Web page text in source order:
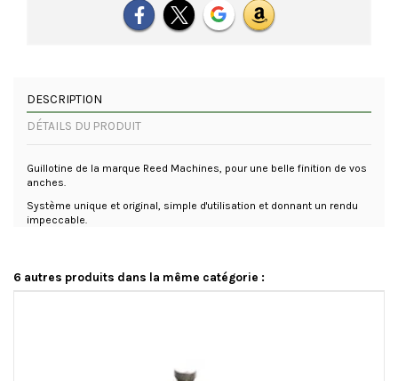
DESCRIPTION
DÉTAILS DU PRODUIT
Guillotine de la marque Reed Machines, pour une belle finition de vos
anches.
Système unique et original, simple d'utilisation et donnant un rendu
impeccable.
6 autres produits dans la même catégorie :